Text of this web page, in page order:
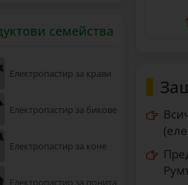
семейства
Електропастир за крави
Електропастир за бикове
Електропастир за коне
Електропастир за понита